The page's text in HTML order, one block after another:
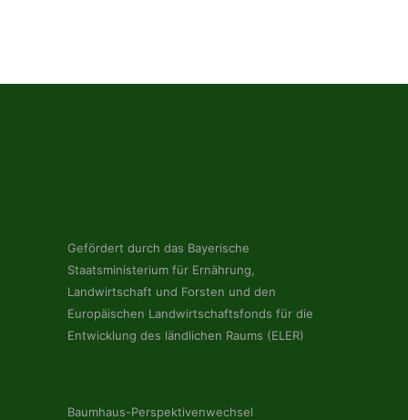
Gefördert durch das Bayerische
Staatsministerium für Ernährung,
Landwirtschaft und Forsten und den
Europäischen Landwirtschaftsfonds für die
Entwicklung des ländlichen Raums (ELER)
Baumhaus-Perspektivenwechsel